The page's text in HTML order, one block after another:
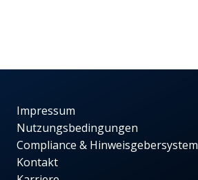
Impressum
Nutzungsbedingungen
Compliance & Hinweisgebersystem
Kontakt